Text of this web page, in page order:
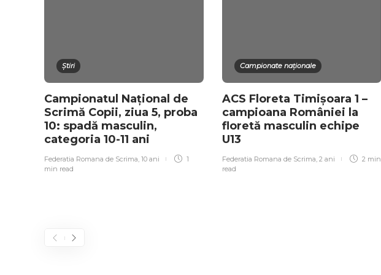
Știri
Campionatul Național de
Scrimă Copii, ziua 5, proba
10: spadă masculin,
categoria 10-11 ani
Federatia Romana de Scrima, 10 ani
1
min read
Campionate naționale
ACS Floreta Timișoara 1 –
campioana României la
floretă masculin echipe
U13
Federatia Romana de Scrima, 2 ani
2 min
read